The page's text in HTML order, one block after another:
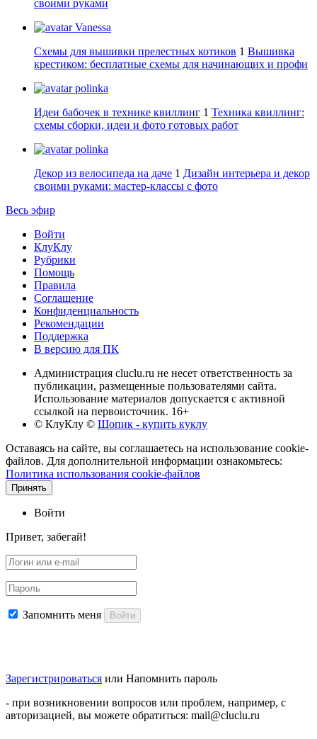
своими руками
Vanessa
Схемы для вышивки прелестных котиков 1 Вышивка
крестиком: бесплатные схемы для начинающих и профи
polinka
Идеи бабочек в технике квиллинг 1 Техника квиллинг:
схемы сборки, идеи и фото готовых работ
polinka
Декор из велосипеда на даче 1 Дизайн интерьера и декор
своими руками: мастер-классы с фото
Весь эфир
Войти
КлуКлу
Рубрики
Помощь
Правила
Соглашение
Конфиденциальность
Рекомендации
Поддержка
В версию для ПК
Администрация cluclu.ru не несет ответственность за
публикации, размещенные пользователями сайта.
Использование материалов допускается с активной
ссылкой на первоисточник. 16+
© КлуКлу © Шопик - купить куклу
Оставаясь на сайте, вы соглашаетесь на использование cookie-
файлов. Для дополнительной информации ознакомьтесь:
Политика использования cookie-файлов
Принять
Войти
Привет, забегай!
Запомнить меня Войти
Зарегистрироваться или Напомнить пароль
- при возникновении вопросов или проблем, например, с
авторизацией, вы можете обратиться: mail@cluclu.ru